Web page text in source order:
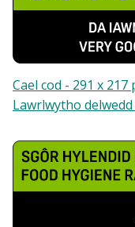
Cael cod - 291 x 217
Lawrlwytho